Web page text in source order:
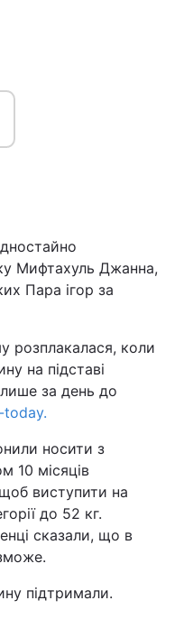
Мифтахуль Джанна,
Пара ігор за
розплакалася, коли
на підставі
за день до
today.
носити з
10 місяців
виступити на
до 52 кг.
сказали, що в
підтримали.